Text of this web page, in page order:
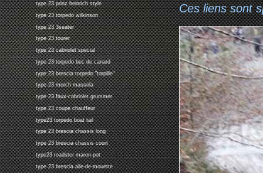
type 23 prinz heinrich style
type 23 torpedo wilkinson
type 23 3seater
type 23 tourer
type 23 cabriolet special
type 23 torpedo bec de canard
type 23 brescia torpedo "torpille"
type 23 morch massola
type 23 faux-cabriolet grummer
type 23 coupe chauffeur
type23 torpedo boat tail
type 23 brescia chassis long
type 23 brescia chassis court
type23 roadster maron-pot
type 23 brescia aile-de-mouette
Ces liens sont